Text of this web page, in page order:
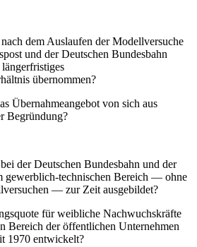
dem Auslaufen der Modellversuche
und der Deutschen Bundesbahn
übernommen?
Übernahmeangebot von sich aus
Begründung?
der Deutschen Bundesbahn und der
gewerblich-technischen Bereich — ohne
— zur Zeit ausgebildet?
für weibliche Nachwuchskräfte
Bereich der öffentlichen Unternehmen
1970 entwickelt?